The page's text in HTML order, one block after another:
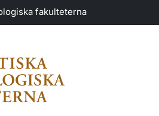
fakulteterna